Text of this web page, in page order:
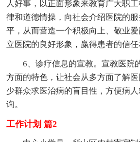
人好事，以正面形象来教育广大职
律和道德情操，向社会介绍医院的
平，从而营造一个积极向上、敬业
立医院的良好形象，赢得患者的信任
6、诊疗信息的宣教。宣教医院
方面的特色，让社会从多方面了解
少群众求医治病的盲目性，方便病
询。
工作计划 篇2